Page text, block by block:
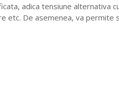
adica tensiune
etc. De asemenea, va